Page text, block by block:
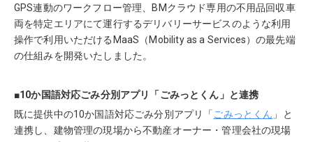
GPS連動のワークフロー管理、BMクラウド専用の不用品回収車
両を特定エリアにて運行するデリバリーサービスのような利用
操作で利用いただけるMaaS（Mobility as a Services）の最先端
の仕組みを開発いたしました。
■10か国語対応ごみ分別アプリ「ごみっとくん」と連携
既に提供中の10か国語対応ごみ分別アプリ「 ごみっとくん 」と
連携し、建物管理の現場から不動産オーナー・管理会社の現場